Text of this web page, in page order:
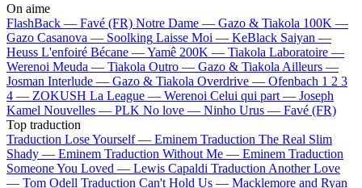
On aime
FlashBack — Favé (FR) Notre Dame — Gazo & Tiakola 100K —
Gazo Casanova — Soolking Laisse Moi — KeBlack Saiyan —
Heuss L'enfoiré Bécane —Yamê 200K — Tiakola Laboratoire —
Werenoi Meuda — Tiakola Outro — Gazo & Tiakola Ailleurs —
Josman Interlude — Gazo & Tiakola Overdrive — Ofenbach 1 2 3
4 — ZOKUSH La League — Werenoi Celui qui part — Joseph
Kamel Nouvelles — PLK No love — Ninho Urus — Favé (FR)
Top traduction
Traduction Lose Yourself — Eminem Traduction The Real Slim
Shady — Eminem Traduction Without Me — Eminem Traduction
Someone You Loved — Lewis Capaldi Traduction Another Love
— Tom Odell Traduction Can't Hold Us — Macklemore and Ryan